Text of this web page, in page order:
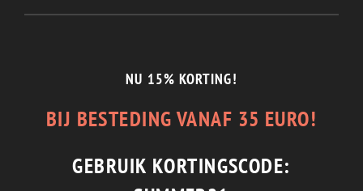
En de beste service.
NU 15% KORTING!
BIJ BESTEDING VANAF 35 EURO!
GEBRUIK KORTINGSCODE: